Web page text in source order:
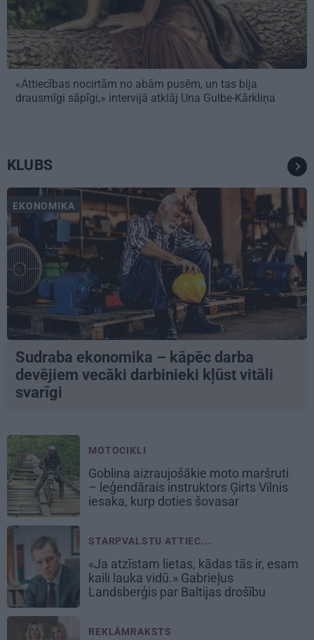
«Attiecības nocirtām no abām pusēm, un tas bija
drausmīgi sāpīgi,» intervijā atklāj Una Gulbe-Kārkliņa
KLUBS
EKONOMIKA
Sudraba ekonomika – kāpēc darba
devējiem vecāki darbinieki kļūst vitāli
svarīgi
MOTOCIKLI
Goblina aizraujošākie moto maršruti
– leģendārais instruktors Ģirts Vilnis
iesaka, kurp doties šovasar
STARPVALSTU ATTIEC...
«Ja atzīstam lietas, kādas tās ir, esam
kaili lauka vidū.» Gabrieļus
Landsberģis par Baltijas drošību
REKLĀMRAKSTS